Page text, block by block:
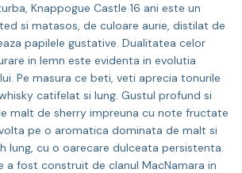
Knappogue Castle 16 ani este un
si matasos, de culoare aurie, distilat de
papilele gustative. Dualitatea celor
in lemn este evidenta in evolutia
Pe masura ce beti, veti aprecia tonurile
catifelat si lung. Gustul profund si
malt de sherry impreuna cu note fructate
pe o aromatica dominata de malt si
lung, cu o oarecare dulceata persistenta.
a fost construit de clanul MacNamara in